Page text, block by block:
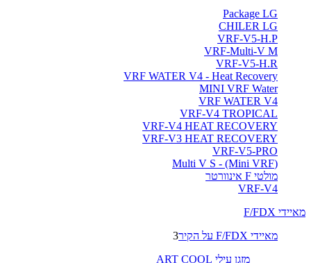
Package LG
CHILER LG
VRF-V5-H.P
VRF-Multi-V M
VRF-V5-H.R
VRF WATER V4 - Heat Recovery
MINI VRF Water
VRF WATER V4
VRF-V4 TROPICAL
VRF-V4 HEAT RECOVERY
VRF-V3 HEAT RECOVERY
VRF-V5-PRO
(Multi V S - (Mini VRF
מולטי F אינוורטר
VRF-V4
מאיידי F/FDX
מאיידי F/FDX על הקיר
3
מזגן עילי ART COOL